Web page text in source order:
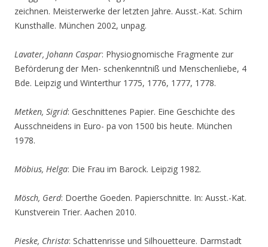
zeichnen. Meisterwerke der letzten Jahre. Ausst.-Kat. Schirn
Kunsthalle. München 2002, unpag.
Lavater, Johann Caspar: Physiognomische Fragmente zur
Beförderung der Men- schenkenntniß und Menschenliebe, 4
Bde. Leipzig und Winterthur 1775, 1776, 1777, 1778.
Metken, Sigrid: Geschnittenes Papier. Eine Geschichte des
Ausschneidens in Euro- pa von 1500 bis heute. München
1978.
Möbius, Helga: Die Frau im Barock. Leipzig 1982.
Mösch, Gerd: Doerthe Goeden. Papierschnitte. In: Ausst.-Kat.
Kunstverein Trier. Aachen 2010.
Pieske, Christa: Schattenrisse und Silhouetteure. Darmstadt